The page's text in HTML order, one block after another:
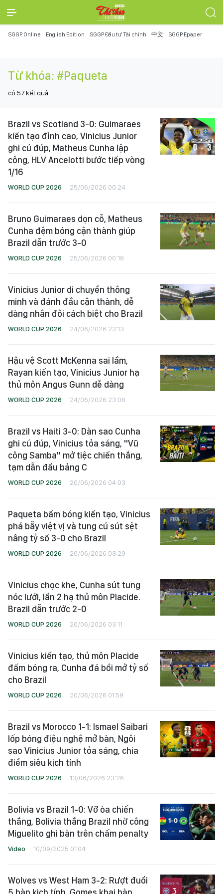
SGGP Online English Edition SGGP Đầu tư Tài chính 中文 SGGP Epaper
Từ khóa: #Paqueta
có 57 kết quả
Brazil vs Scotland 3-0: Guimaraes
kiến tạo đỉnh cao, Vinicius Junior
ghi cú đúp, Matheus Cunha lập
công, HLV Ancelotti bước tiếp vòng
1/16
WORLD CUP 2026 25/06/2026 00:24
Bruno Guimaraes dọn cỗ, Matheus
Cunha đệm bóng cận thành giúp
Brazil dẫn trước 3-0
WORLD CUP 2026 25/06/2026 00:18
Vinicius Junior di chuyển thông
minh và đánh đầu cận thành, dễ
dàng nhân đôi cách biệt cho Brazil
WORLD CUP 2026 24/06/2026 23:13
Hậu vệ Scott McKenna sai lầm,
Rayan kiến tạo, Vinicius Junior hạ
thủ môn Angus Gunn dễ dàng
WORLD CUP 2026 24/06/2026 23:08
Brazil vs Haiti 3-0: Dàn sao Cunha
ghi cú đúp, Vinicius tỏa sáng, "Vũ
công Samba" mở tiệc chiến thắng,
tạm dẫn đầu bảng C
WORLD CUP 2026 20/06/2026 04:03
Paqueta bấm bóng kiến tạo, Vinicius
phá bẫy việt vị và tung cú sút sệt
nâng tỷ số 3-0 cho Brazil
WORLD CUP 2026 20/06/2026 03:29
Vinicius chọc khe, Cunha sút tung
nóc lưới, lần 2 hạ thủ môn Placide.
Brazil dẫn trước 2-0
WORLD CUP 2026 20/06/2026 03:11
Vinicius kiến tạo, thủ môn Placide
đấm bóng ra, Cunha đá bồi mở tỷ số
cho Brazil
WORLD CUP 2026 20/06/2026 01:59
Brazil vs Morocco 1-1: Ismael Saibari
lốp bóng điệu nghệ mở bàn, Ngôi
sao Vinicius Junior tỏa sáng, chia
điểm siêu kịch tính
WORLD CUP 2026 13/06/2026 23:26
Bolivia vs Brazil 1-0: Vỡ òa chiến
thắng, Bolivia thắng Brazil nhờ công
Miguelito ghi bàn trên chấm penalty
Video 10/09/2025 01:04
Wolves vs West Ham 3-2: Rượt đuổi